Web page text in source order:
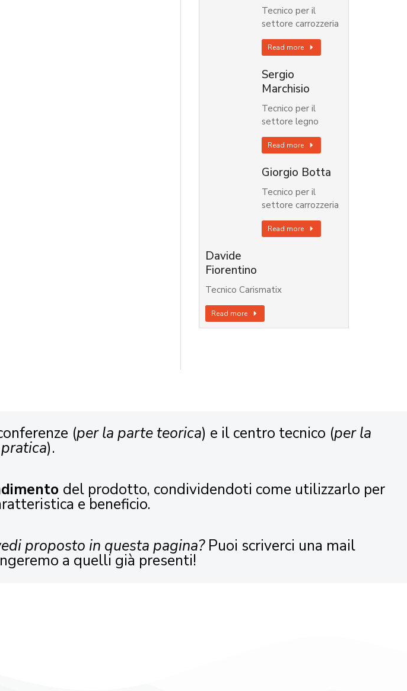
Tecnico per il
settore carrozzeria
Read more
Sergio
Marchisio
Tecnico per il
settore legno
Read more
Giorgio Botta
Tecnico per il
settore carrozzeria
Read more
Davide
Fiorentino
Tecnico Carismatix
Read more
(per la parte teorica) e il centro tecnico (per la
).
del prodotto, condividendoti come utilizzarlo per
e beneficio.
proposto in questa pagina?Puoi scriverci una mail
a quelli già presenti!